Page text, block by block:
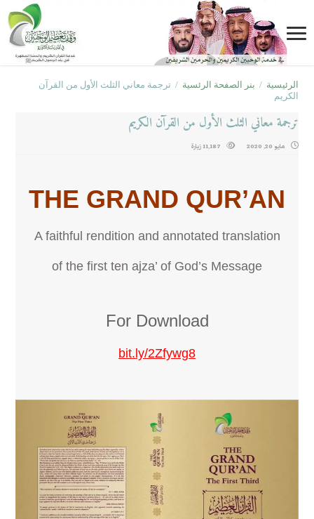
الرئيسية / بنر الصفحة الرئسية / ترجمة معاني الثلث الأول من القرآن
الكريم
ترجمة معاني الثلث الأول من القرآن الكريم
مايو 20, 2020 11,187 زيارة
THE GRAND QUR’AN
A faithful rendition and annotated translation
of the first ten ajza’ of God’s Message
For Download
bit.ly/2Zfywg8